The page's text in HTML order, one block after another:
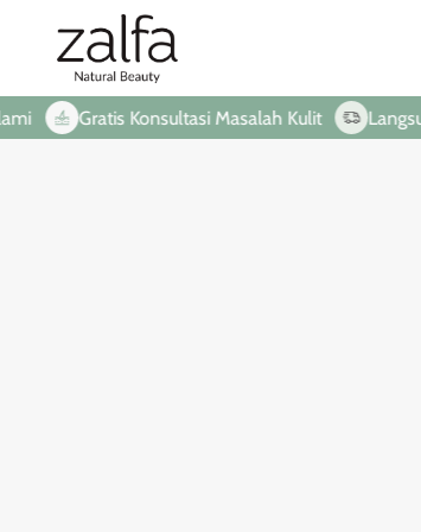
Gratis Konsultasi Masalah Kulit Langsung